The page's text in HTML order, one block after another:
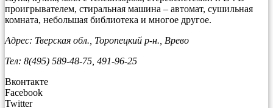
проигрывателем, стиральная машина – автомат, сушильная
комната, небольшая библиотека и многое другое.
Адрес: Тверская обл., Торопецкий р-н., Врево
Тел: 8(495) 589-48-75, 491-96-25
Вконтакте
Facebook
Twitter